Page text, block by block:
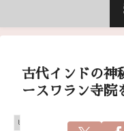
古代インドの神
ースワラン寺院
ヒーリング